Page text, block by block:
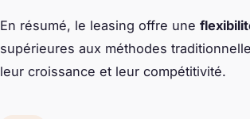
En résumé, le leasing offre une
supérieures aux méthodes
leur croissance et leur compétitivité.